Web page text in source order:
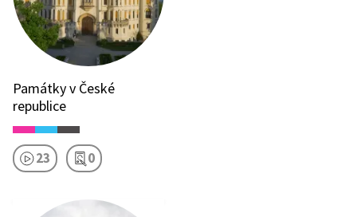
Památky v České
republice
23 0